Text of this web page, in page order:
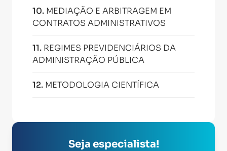
10. MEDIAÇÃO E ARBITRAGEM EM
CONTRATOS ADMINISTRATIVOS
11. REGIMES PREVIDENCIÁRIOS DA
ADMINISTRAÇÃO PÚBLICA
12. METODOLOGIA CIENTÍFICA
Seja especialista!